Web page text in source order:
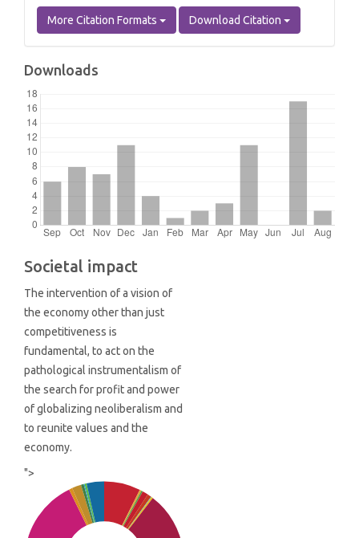
More Citation Formats Download Citation
Downloads
Societal impact
The intervention of a vision of
the economy other than just
competitiveness is
fundamental, to act on the
pathological instrumentalism of
the search for profit and power
of globalizing neoliberalism and
to reunite values ​​and the
economy.
">